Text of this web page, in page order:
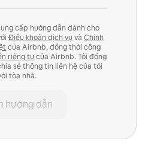
cấp hướng dẫn dành cho
Điều khoản dịch vụ và Chính
của Airbnb, đồng thời công
riêng tưcủa Airbnb. Tôi đồng
sẻ thông tin liên hệ của tôi
tòa nhà.
hướng dẫn